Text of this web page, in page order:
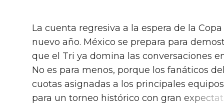
La cuenta regresiva a la espera de la
nuevo año. México se prepara para
que el Tri ya domina las conversaciones
No es para menos, porque los fanáticos
cuotas asignadas a los principales
para un torneo histórico con gran